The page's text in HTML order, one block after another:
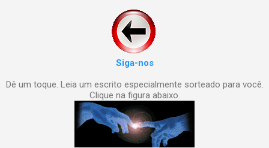
Siga-nos
Dê um toque. Leia um escrito especialmente sorteado para você.
Clique na figura abaixo.